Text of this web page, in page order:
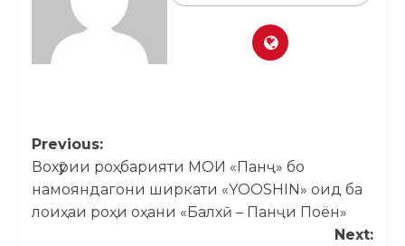
Previous:
Вохӯрии роҳбарияти МОИ «Панҷ» бо
намояндагони ширкати «YOOSHIN» оид ба
лоиҳаи роҳи оҳани «Балхӣ – Панҷи Поён»
Next: